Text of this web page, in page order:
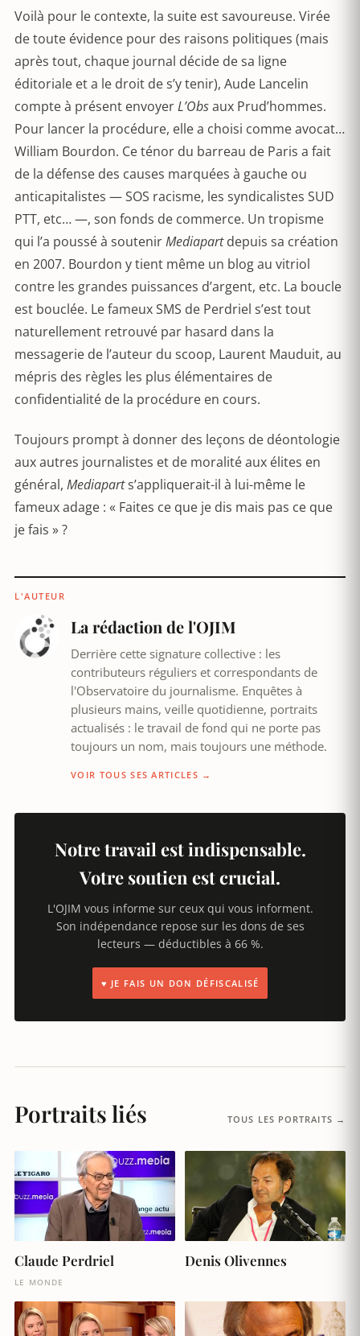
Voilà pour le contexte, la suite est savoureuse. Virée
de toute évidence pour des raisons politiques (mais
après tout, chaque journal décide de sa ligne
éditoriale et a le droit de s’y tenir), Aude Lancelin
compte à présent envoyerL’Obsaux Prud’hommes.
Pour lancer la procédure, elle a choisi comme avocat…
William Bourdon. Ce ténor du barreau de Paris a fait
de la défense des causes marquées à gauche ou
anticapitalistes — SOS racisme, les syndicalistes SUD
PTT, etc… —, son fonds de commerce. Un tropisme
qui l’a poussé à soutenirMediapartdepuis sa création
en 2007. Bourdon y tient même un blog au vitriol
contre les grandes puissances d’argent, etc. La boucle
est bouclée. Le fameux SMS de Perdriel s’est tout
naturellement retrouvé par hasard dans la
messagerie de l’auteur du scoop, Laurent Mauduit, au
mépris des règles les plus élémentaires de
confidentialité de la procédure en cours.
Toujours prompt à donner des leçons de déontologie
aux autres journalistes et de moralité aux élites en
général, Mediaparts’appliquerait-il à lui-même le
fameux adage : « Faites ce que je dis mais pas ce que
je fais » ?
L'AUTEUR
La rédaction de l'OJIM
Derrière cette signature collective : les
contributeurs réguliers et correspondants de
l'Observatoire du journalisme. Enquêtes à
plusieurs mains, veille quotidienne, portraits
actualisés : le travail de fond qui ne porte pas
toujours un nom, mais toujours une méthode.
VOIR TOUS SES ARTICLES →
Notre travail est indispensable.
Votre soutien est crucial.
L'OJIM vous informe sur ceux qui vous informent.
Son indépendance repose sur les dons de ses
lecteurs — déductibles à 66 %.
♥ JE FAIS UN DON DÉFISCALISÉ
Portraits liés TOUS LES PORTRAITS →
Claude Perdriel
LE MONDE
Denis Olivennes